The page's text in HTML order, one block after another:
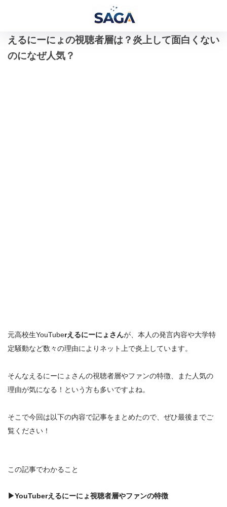
えるにーにょの視聴者層は？炎上して面白くない
のになぜ人気？
元高校生YouTuberえるにーにょさんが、 本人の発言内容や大学特
定騒動など数々の理由によりネット上で炎上しています。
そんなえるにーにょさんの視聴者層やファンの特徴 、また 人気の
理由が気になる！という方も多いですよね。
そこで今回は以下の内容で記事をまとめたので、ぜひ最後までご
覧ください！
この記事でわかること
▶YouTuberえるにーにょ視聴者層やファンの特徴